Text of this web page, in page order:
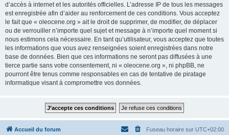
d’accès à internet et les autorités officielles. L’adresse IP de tous les messages
est enregistrée afin d’aider au renforcement de ces conditions. Vous acceptez
le fait que « oleocene.org » ait le droit de supprimer, de modifier, de déplacer
ou de verrouiller n’importe quel sujet et message à n’importe quel moment si
nous estimons cela nécessaire. En tant qu’utilisateur, vous acceptez que toutes
les informations que vous avez renseignées soient enregistrées dans notre
base de données. Bien que ces informations ne seront pas diffusées à une
tierce partie sans votre consentement, ni « oleocene.org », ni phpBB, ne
pourront être tenus comme responsables en cas de tentative de piratage
informatique visant à compromettre vos données.
Accueil du forum Fuseau horaire sur UTC+02:00